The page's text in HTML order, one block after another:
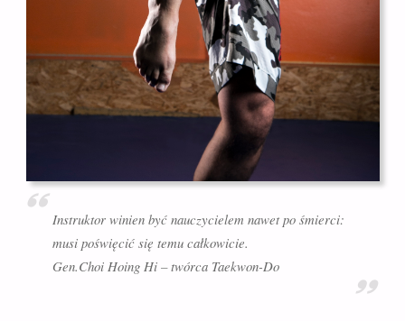
Instruktor winien być nauczycielem nawet po śmierci:
musi poświęcić się temu całkowicie.
Gen.Choi Hoing Hi – twórca Taekwon-Do